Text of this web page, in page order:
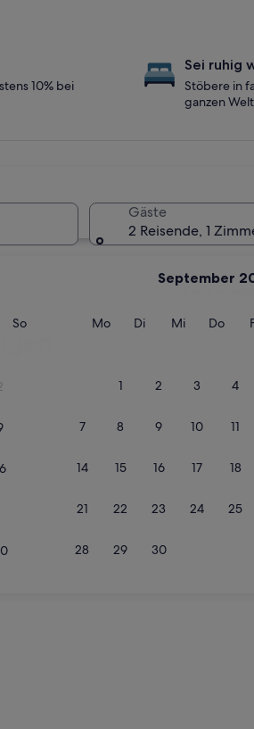
SoSonntag
September
MoMontag
DiDienstag
MiMittwoch
Do
1 2 3 4
7 8 9 10 11
14 15 16 17 18
21 22 23 24 25
28 29 30
Gäste
2 Reisende, 1
10% bei
Sei ruhig
Stöbere in
ganzen